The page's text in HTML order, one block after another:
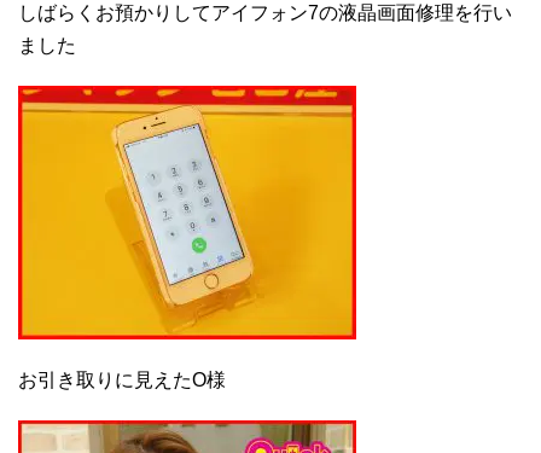
しばらくお預かりしてアイフォン7の液晶画面修理を行い
ました
お引き取りに見えたO様